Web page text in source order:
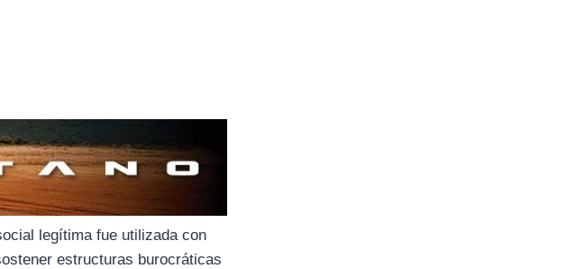
legítima fue utilizada con
estructuras burocráticas